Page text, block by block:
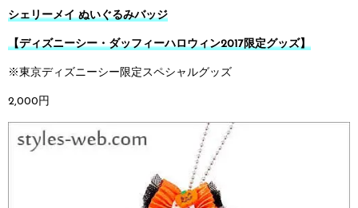
シェリーメイ ぬいぐるみバッジ
【ディズニーシー・ダッフィーハロウィン2017限定グッズ】
※東京ディズニーシー限定スペシャルグッズ
2,000円